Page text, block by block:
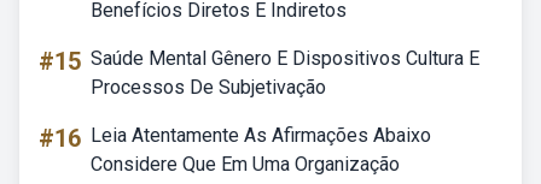
Benefícios Diretos E Indiretos
#15 Saúde Mental Gênero E Dispositivos Cultura E
Processos De Subjetivação
#16 Leia Atentamente As Afirmações Abaixo
Considere Que Em Uma Organização